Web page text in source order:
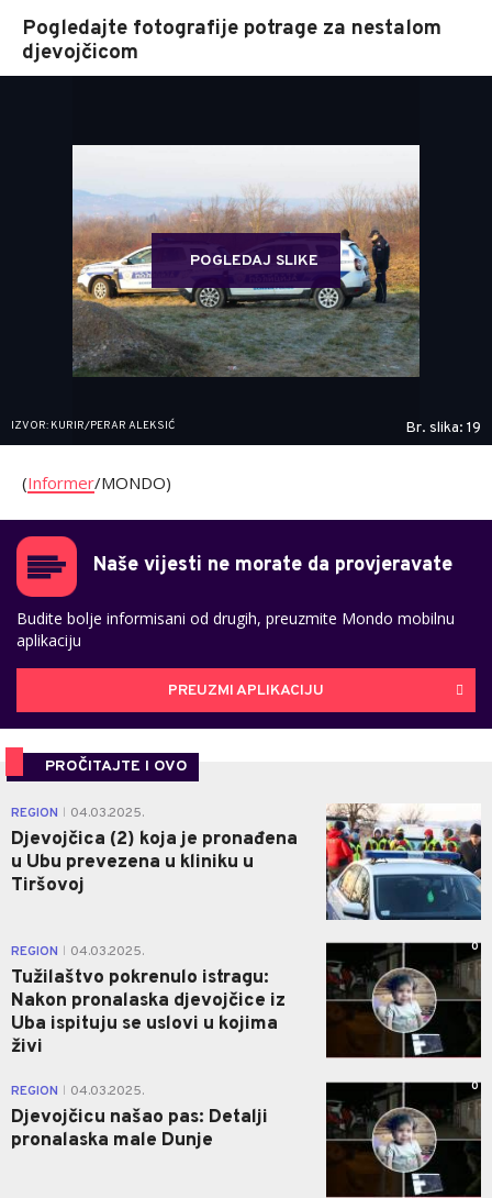
Pogledajte fotografije potrage za nestalom
djevojčicom
POGLEDAJ SLIKE
IZVOR: KURIR/PERAR ALEKSIĆ Br. slika: 19
(Informer/MONDO)
Naše vijesti ne morate da provjeravate
Budite bolje informisani od drugih, preuzmite Mondo mobilnu
aplikaciju
PREUZMI APLIKACIJU
PROČITAJTE I OVO
REGION 04.03.2025.
Djevojčica (2) koja je pronađena
u Ubu prevezena u kliniku u
Tiršovoj
REGION 04.03.2025.
Tužilaštvo pokrenulo istragu:
Nakon pronalaska djevojčice iz
Uba ispituju se uslovi u kojima
živi
0
REGION 04.03.2025.
Djevojčicu našao pas: Detalji
pronalaska male Dunje
0